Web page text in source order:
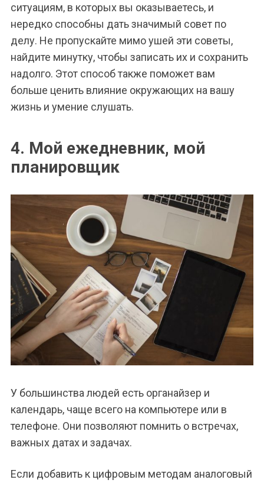
ситуациям, в которых вы оказываетесь, и
нередко способны дать значимый совет по
делу. Не пропускайте мимо ушей эти советы,
найдите минутку, чтобы записать их и сохранить
надолго. Этот способ также поможет вам
больше ценить влияние окружающих на вашу
жизнь и умение слушать.
4. Мой ежедневник, мой
планировщик
У большинства людей есть органайзер и
календарь, чаще всего на компьютере или в
телефоне. Они позволяют помнить о встречах,
важных датах и задачах.
Если добавить к цифровым методам аналоговый